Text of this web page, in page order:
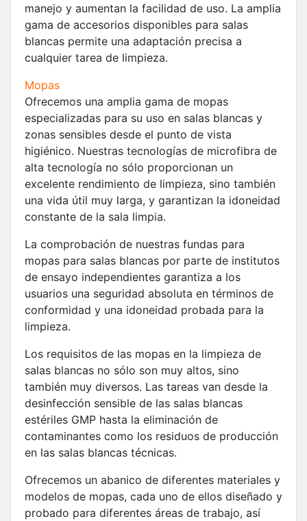
manejo y aumentan la facilidad de uso. La amplia
gama de accesorios disponibles para salas
blancas permite una adaptación precisa a
cualquier tarea de limpieza.
Mopas
Ofrecemos una amplia gama de mopas
especializadas para su uso en salas blancas y
zonas sensibles desde el punto de vista
higiénico. Nuestras tecnologías de microfibra de
alta tecnología no sólo proporcionan un
excelente rendimiento de limpieza, sino también
una vida útil muy larga, y garantizan la idoneidad
constante de la sala limpia.
La comprobación de nuestras fundas para
mopas para salas blancas por parte de institutos
de ensayo independientes garantiza a los
usuarios una seguridad absoluta en términos de
conformidad y una idoneidad probada para la
limpieza.
Los requisitos de las mopas en la limpieza de
salas blancas no sólo son muy altos, sino
también muy diversos. Las tareas van desde la
desinfección sensible de las salas blancas
estériles GMP hasta la eliminación de
contaminantes como los residuos de producción
en las salas blancas técnicas.
Ofrecemos un abanico de diferentes materiales y
modelos de mopas, cada uno de ellos diseñado y
probado para diferentes áreas de trabajo, así